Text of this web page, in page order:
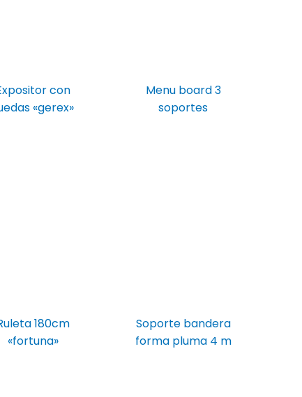
con
«gerex»
Menu board 3
soportes
180cm
«fortuna»
Soporte bandera
forma pluma 4 m